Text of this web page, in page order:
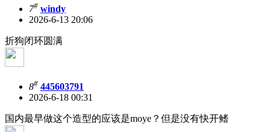
7# windy
2026-6-13 20:06
折狗闭环圆满
8# 445603791
2026-6-18 00:31
国内最早做这个造型的应该是moye？但是没有快开鳍